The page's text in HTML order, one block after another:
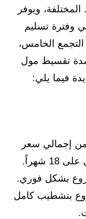
ويوفر
وفترة تسليم
الخامس،
تقسيط مول
فيما يلي:
بنسبة 60% من إجمالي سعر
شهراً.
بشكل فوري.
بتشطيب كامل